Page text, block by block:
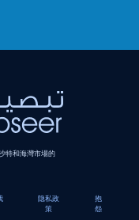
特和海灣市場的
隐私政
策
抱
怨